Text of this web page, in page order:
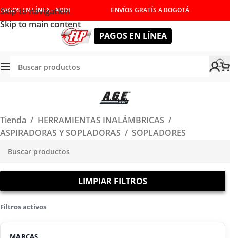
Skip to navigation
Skip to main content
PAGOS EN LÍNEA - ADDI ENVÍOS GRATÍS A BOGOTÁ
PAGOS EN LÍNEA
Tienda / HERRAMIENTAS INALÁMBRICAS /
ASPIRADORAS Y SOPLADORAS / SOPLADORES
LIMPIAR FILTROS
Filtros activos